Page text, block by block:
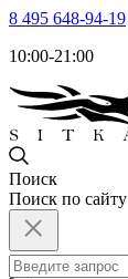
8 495 648-94-19
10:00-21:00
Поиск
Поиск по сайту